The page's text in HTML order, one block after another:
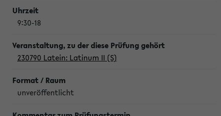
9:30-18
230790 Latein: Latinum II (S)
unveröffentlicht